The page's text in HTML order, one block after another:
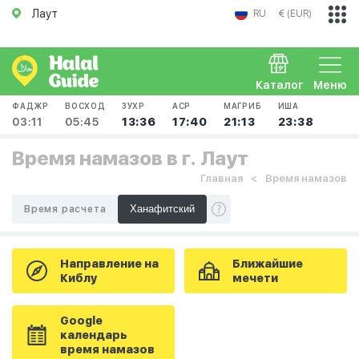
Лаут RU € (EUR)
Меню
Каталог
ФАДЖР
03:11
ВОСХОД
05:45
ЗУХР
13:36
АСР
17:40
МАГРИБ
21:13
ИША
23:38
Время намазов в г. Лаут
Главная Время намазов
Время расчета
Направление на
Киблу
Ближайшие
мечети
Google
календарь
время намазов